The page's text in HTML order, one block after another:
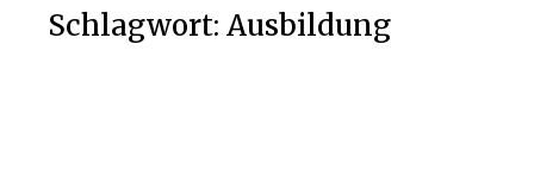
Schlagwort: Ausbildung